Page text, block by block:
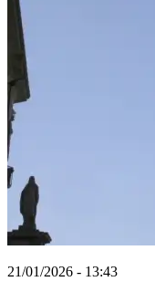
21/01/2026 - 13:43